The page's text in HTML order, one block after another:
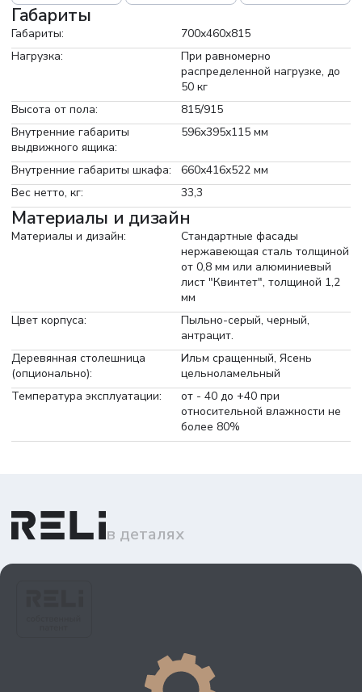
Габариты
Габариты:
700x460x815
Нагрузка:
При равномерно
распределенной нагрузке, до
50 кг
Высота от пола:
815/915
Внутренние габариты
выдвижного ящика:
596х395х115 мм
Внутренние габариты шкафа:
660х416х522 мм
Вес нетто, кг:
33,3
Материалы и дизайн
Материалы и дизайн:
Стандартные фасады
нержавеющая сталь толщиной
от 0,8 мм или алюминиевый
лист "Квинтет", толщиной 1,2
мм
Цвет корпуса:
Пыльно-серый, черный,
антрацит.
Деревянная столешница
(опционально):
Ильм сращенный, Ясень
цельноламельный
Температура эксплуатации:
от - 40 до +40 при
относительной влажности не
более 80%
в деталях